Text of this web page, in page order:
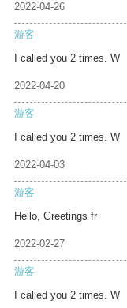
2022-04-26
游客
I called you 2 times. W
2022-04-20
游客
I called you 2 times. W
2022-04-03
游客
Hello, Greetings fr
2022-02-27
游客
I called you 2 times. W